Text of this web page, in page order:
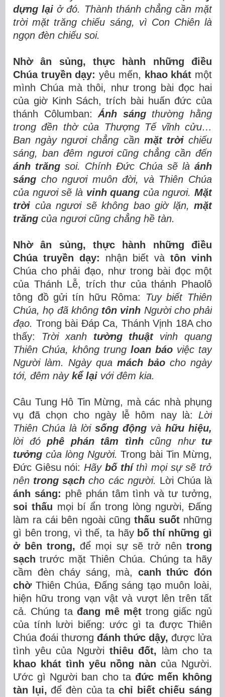
dựng lại ở đó. Thành thánh chẳng cần mặt
trời mặt trăng chiếu sáng, vì Con Chiên là
ngọn đèn chiếu soi.
Nhờ ân sủng, thực hành những điều
Chúa truyền dạy:yêu mến, khao khát một
mình Chúa mà thôi, như trong bài đọc hai
của giờ Kinh Sách, trích bài huấn đức của
thánh Côlumban:Ánh sángthường hằng
trong đền thờ của Thượng Tế vĩnh cửu…
Ban ngày ngươi chẳng cần mặt trờichiếu
sáng, ban đêm ngươi cũng chẳng cần đến
ánh trăng soi. Chính Đức Chúa sẽ là ánh
sáng cho ngươi muôn đời, và Thiên Chúa
của ngươi sẽ là vinh quang của ngươi. Mặt
trời của ngươi sẽ không bao giờ lặn, mặt
trăng của ngươi cũng chẳng hề tàn.
Nhờ ân sủng, thực hành những điều
Chúa truyền dạy: nhận biết và tôn vinh
Chúa cho phải đạo, như trong bài đọc một
của Thánh Lễ, trích thư của thánh Phaolô
tông đồ gửi tín hữu Rôma:
Tuy biết Thiên
Chúa, họ đã không tôn vinh Người cho phải
đạo. Trong bài Đáp Ca, Thánh Vịnh 18A cho
thấy: Trời xanh tường thuậtvinh quang
Thiên Chúa, không trung loan báo việc tay
Người làm. Ngày qua mách bảo cho ngày
tới, đêm này kể lại với đêm kia.
Câu Tung Hô Tin Mừng, mà các nhà phụng
vụ đã chọn cho ngày lễ hôm nay là: Lời
Thiên Chúa là lời sống động và hữu hiệu,
lời đó phê phán tâm tìnhcũng như tư
tưởng của lòng Người.Trong bài Tin Mừng,
Đức Giêsu nói: Hãy bố thíthì mọi sự sẽ trở
nên trong sạch cho các người. Lời Chúa là
ánh sáng: phê phán tâm tình và tư tưởng,
soi thấu mọi bí ẩn trong lòng người, Đấng
làm ra cái bên ngoài cũng thấu suốt những
gì bên trong, vì thế, ta hãy bố thí những gì
ở bên trong, để mọi sự sẽ trở nêntrong
sạch trước mặt Thiên Chúa. Chúng ta hãy
cầm đèn cháy sáng, mà, canh thức đón
chờThiên Chúa, Đấng sáng tạo muôn loài,
hiện hữu trong vạn vật và vượt lên trên tất
cả. Chúng tađang mê mệttrong giấc ngủ
của tính lười biếng: ước gì ta được Thiên
Chúa đoái thương đánh thức dậy, được lửa
tình yêu của Người thiêu đốt, làm cho ta
khao khát tình yêu nồng nàn của Người.
Ước gì Người ban cho ta đức mến không
tàn lụi, để đèn của tachỉ biết chiếu sáng